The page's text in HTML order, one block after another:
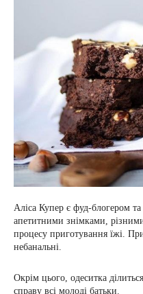
Аліса Купер є фуд-блогером
апетитними знімками,
процесу приготування їжі.
небанальні.
Окрім цього, одеситка
справу всі молоді батьки.